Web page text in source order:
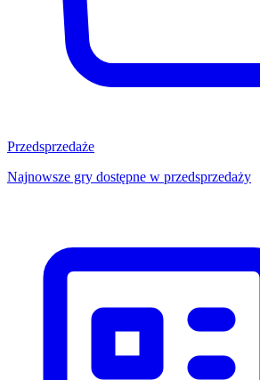
Przedsprzedaże
Najnowsze gry dostępne w przedsprzedaży